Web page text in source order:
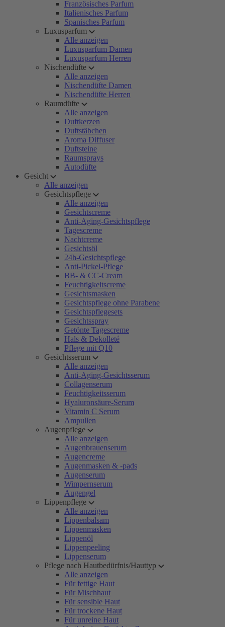
Französisches Parfum
Italienisches Parfum
Spanisches Parfum
Luxusparfum
Alle anzeigen
Luxusparfum Damen
Luxusparfum Herren
Nischendüfte
Alle anzeigen
Nischendüfte Damen
Nischendüfte Herren
Raumdüfte
Alle anzeigen
Duftkerzen
Duftstäbchen
Aroma Diffuser
Duftsteine
Raumsprays
Autodüfte
Gesicht
Alle anzeigen
Gesichtspflege
Alle anzeigen
Gesichtscreme
Anti-Aging-Gesichtspflege
Tagescreme
Nachtcreme
Gesichtsöl
24h-Gesichtspflege
Anti-Pickel-Pflege
BB- & CC-Cream
Feuchtigkeitscreme
Gesichtsmasken
Gesichtspflege ohne Parabene
Gesichtspflegesets
Gesichtsspray
Getönte Tagescreme
Hals & Dekolleté
Pflege mit Q10
Gesichtsserum
Alle anzeigen
Anti-Aging-Gesichtsserum
Collagenserum
Feuchtigkeitsserum
Hyaluronsäure-Serum
Vitamin C Serum
Ampullen
Augenpflege
Alle anzeigen
Augenbrauenserum
Augencreme
Augenmasken & -pads
Augenserum
Wimpernserum
Augengel
Lippenpflege
Alle anzeigen
Lippenbalsam
Lippenmasken
Lippenöl
Lippenpeeling
Lippenserum
Pflege nach Hautbedürfnis/Hauttyp
Alle anzeigen
Für fettige Haut
Für Mischhaut
Für sensible Haut
Für trockene Haut
Für unreine Haut